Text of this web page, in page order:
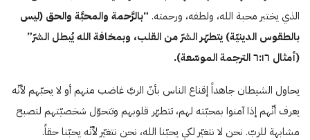
الذي يختبر محبة الله، ولطفه، ورحمته.“بالرَّحمة والمحبَّة والحق (ليس
بالطقوس الدينيّة) يتطهّر الشرّ من القلب، وبمخافة الله يُبطل الشرّ”
(أمثال
٦:١٦ الترجمة الموسّعة).
يحاول الشيطان جاهداً إقناع الناس بأنّ الربَّ غاضب منهم أو لا يحبّهم لأنّه
يعرف أنّهم إذا آمنوا بمحبّته لهم، تتطهّر قلوبهم وتتحوّل شخصيّتهم لتصبح
مشابهة للربّ. نحن لا نتغيّر لكي يحبّنا الله، نحن نتغيّر لأنّه يحبّنا حقاً.